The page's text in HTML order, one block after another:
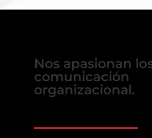
Nos apasionan
comunicación
organizacional.